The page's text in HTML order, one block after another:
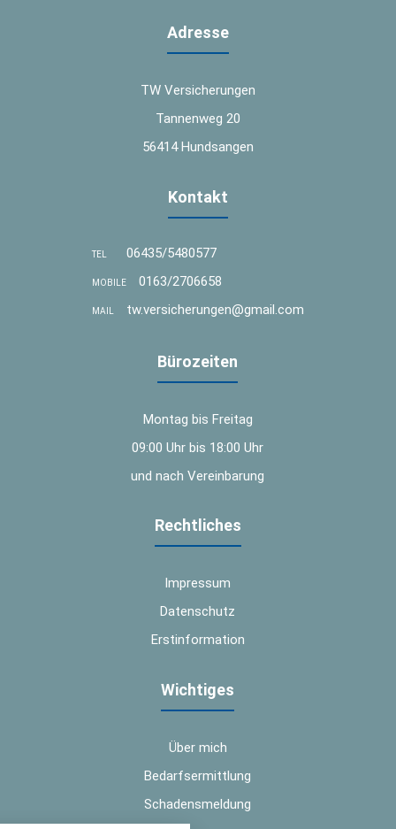
Adresse
TW Versicherungen
Tannenweg 20
56414 Hundsangen
Kontakt
TEL 06435/5480577
MOBILE 0163/2706658
MAIL tw.versicherungen@gmail.com
Bürozeiten
Montag bis Freitag
09:00 Uhr bis 18:00 Uhr
und nach Vereinbarung
Rechtliches
Impressum
Datenschutz
Erstinformation
Wichtiges
Über mich
Bedarfsermittlung
Schadensmeldung